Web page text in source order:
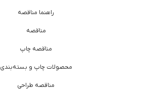
راهنما مناقصه
مناقصه
مناقصه چاپ
محصولات چاپ و بسته‌بندی
مناقصه طراحی